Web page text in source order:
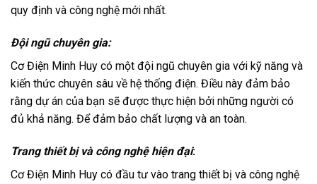
quy định và công nghệ mới nhất.
Đội ngũ chuyên gia:
Cơ Điện Minh Huy có một đội ngũ chuyên gia với kỹ năng và
kiến thức chuyên sâu về hệ thống điện. Điều này đảm bảo
rằng dự án của bạn sẽ được thực hiện bởi những người có
đủ khả năng. Để đảm bảo chất lượng và an toàn.
Trang thiết bị và công nghệ hiện đại:
Cơ Điện Minh Huy có đầu tư vào trang thiết bị và công nghệ